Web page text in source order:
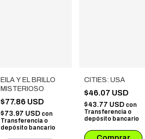
EILA Y EL BRILLO
MISTERIOSO
$77.86 USD
$73.97 USD con
Transferencia o
depósito bancario
CITIES: USA
$46.07 USD
$43.77 USD con
Transferencia o
depósito bancario